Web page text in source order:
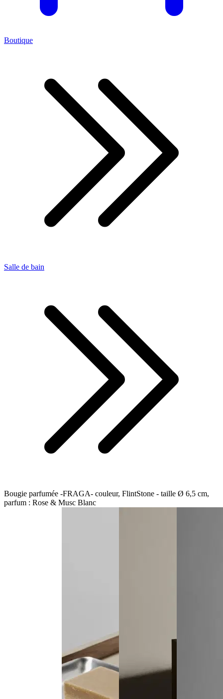
Boutique
Salle de bain
Bougie parfumée -FRAGA- couleur, FlintStone - taille Ø 6,5 cm,
parfum : Rose & Musc Blanc